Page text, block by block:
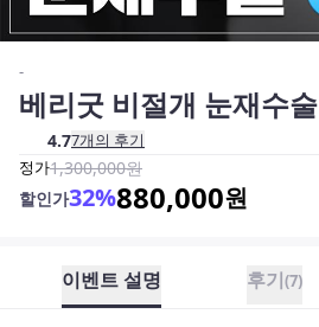
-
베리굿 비절개 눈재수술
4.77개의 후기
정가1,300,000원
할인가32%880,000원
이벤트 설명 후기(7)